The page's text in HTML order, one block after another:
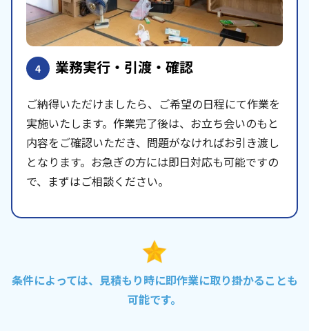
4 業務実行・引渡・確認
ご納得いただけましたら、ご希望の日程にて作業を
実施いたします。作業完了後は、お立ち会いのもと
内容をご確認いただき、問題がなければお引き渡し
となります。お急ぎの方には即日対応も可能ですの
で、まずはご相談ください。
条件によっては、見積もり時に即作業に取り掛かることも
可能です。